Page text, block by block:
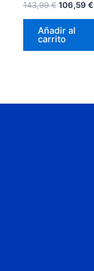
143,99€ 106,59 €
Añadir al
carrito